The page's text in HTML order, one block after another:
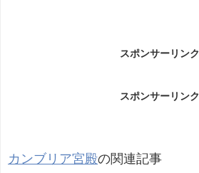
スポンサーリンク
スポンサーリンク
カンブリア宮殿の関連記事